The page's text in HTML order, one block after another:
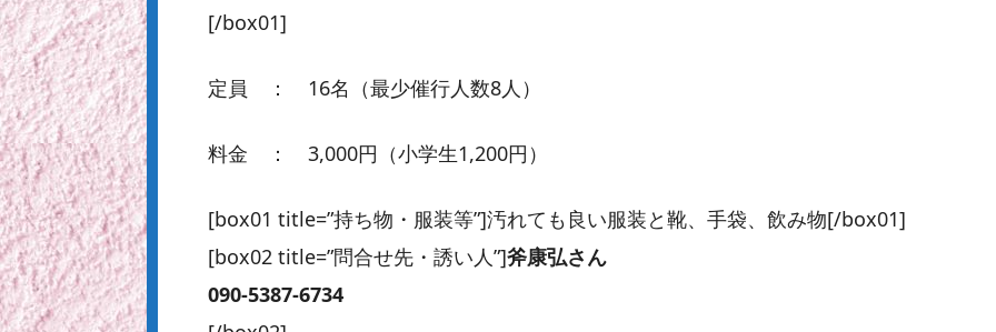
[/box01]
定員 ： 16名（最少催行人数8人）
料金 ： 3,000円（小学生1,200円）
[box01 title=”持ち物・服装等”]汚れても良い服装と靴、手袋、飲み物[/box01]
[box02 title=”問合せ先・誘い人”]斧康弘さん
090-5387-6734